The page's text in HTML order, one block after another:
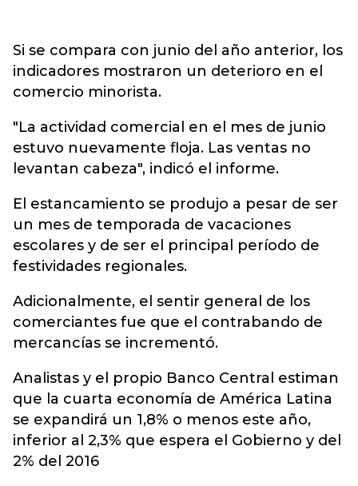
Si se compara con junio del año anterior, los
indicadores mostraron un deterioro en el
comercio minorista.
"La actividad comercial en el mes de junio
estuvo nuevamente floja. Las ventas no
levantan cabeza", indicó el informe.
El estancamiento se produjo a pesar de ser
un mes de temporada de vacaciones
escolares y de ser el principal período de
festividades regionales.
Adicionalmente, el sentir general de los
comerciantes fue que el contrabando de
mercancías se incrementó.
Analistas y el propio Banco Central estiman
que la cuarta economía de América Latina
se expandirá un 1,8% o menos este año,
inferior al 2,3% que espera el Gobierno y del
2% del 2016